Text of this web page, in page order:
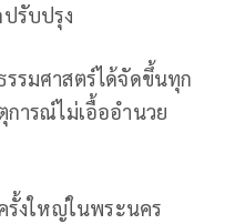
รับปรุง
รมศาสตร์ได้จัดขึ้นทุก
การณ์ไม่เอื้ออำนวย
งใหญ่ในพระนคร